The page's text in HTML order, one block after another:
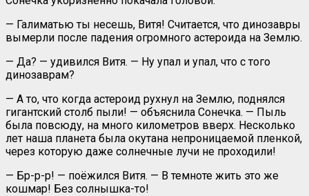
— Галиматью ты несешь, Витя! Считается, что динозавры
вымерли после падения огромного астероида на Землю.
— Да? — удивился Витя. — Ну упал и упал, что с того
динозаврам?
— А то, что когда астероид рухнул на Землю, поднялся
гигантский столб пыли! — объяснила Сонечка. — Пыль
была повсюду, на много километров вверх. Несколько
лет наша планета была окутана непроницаемой пленкой,
через которую даже солнечные лучи не проходили!
— Бр-р-р! — поёжился Витя. — В темноте жить это же
кошмар! Без солнышка-то!